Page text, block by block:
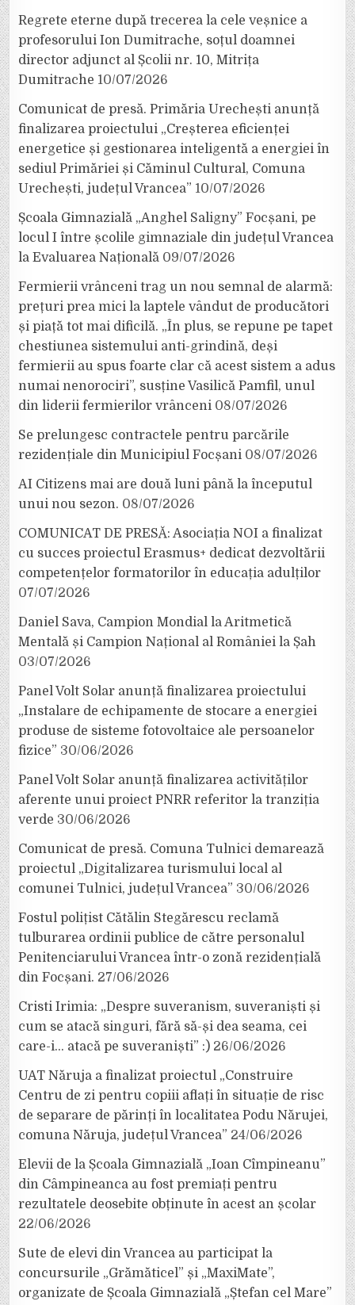
Regrete eterne după trecerea la cele veșnice a
profesorului Ion Dumitrache, soțul doamnei
director adjunct al Școlii nr. 10, Mitrița
Dumitrache 10/07/2026
Comunicat de presă. Primăria Urechești anunță
finalizarea proiectului „Creșterea eficienței
energetice și gestionarea inteligentă a energiei în
sediul Primăriei și Căminul Cultural, Comuna
Urechești, județul Vrancea” 10/07/2026
Școala Gimnazială „Anghel Saligny” Focșani, pe
locul I între școlile gimnaziale din județul Vrancea
la Evaluarea Națională 09/07/2026
Fermierii vrânceni trag un nou semnal de alarmă:
prețuri prea mici la laptele vândut de producători
și piață tot mai dificilă. „În plus, se repune pe tapet
chestiunea sistemului anti-grindină, deși
fermierii au spus foarte clar că acest sistem a adus
numai nenorociri”, susține Vasilică Pamfil, unul
din liderii fermierilor vrânceni 08/07/2026
Se prelungesc contractele pentru parcările
rezidențiale din Municipiul Focșani 08/07/2026
AI Citizens mai are două luni până la începutul
unui nou sezon. 08/07/2026
COMUNICAT DE PRESĂ: Asociația NOI a finalizat
cu succes proiectul Erasmus+ dedicat dezvoltării
competențelor formatorilor în educația adulților
07/07/2026
Daniel Sava, Campion Mondial la Aritmetică
Mentală și Campion Național al României la Șah
03/07/2026
Panel Volt Solar anunță finalizarea proiectului
„Instalare de echipamente de stocare a energiei
produse de sisteme fotovoltaice ale persoanelor
fizice” 30/06/2026
Panel Volt Solar anunță finalizarea activităților
aferente unui proiect PNRR referitor la tranziția
verde 30/06/2026
Comunicat de presă. Comuna Tulnici demarează
proiectul „Digitalizarea turismului local al
comunei Tulnici, județul Vrancea” 30/06/2026
Fostul polițist Cătălin Stegărescu reclamă
tulburarea ordinii publice de către personalul
Penitenciarului Vrancea într-o zonă rezidențială
din Focșani. 27/06/2026
Cristi Irimia: „Despre suveranism, suveraniști și
cum se atacă singuri, fără să-și dea seama, cei
care-i… atacă pe suveraniști” :) 26/06/2026
UAT Năruja a finalizat proiectul „Construire
Centru de zi pentru copiii aflați în situație de risc
de separare de părinți în localitatea Podu Nărujei,
comuna Năruja, județul Vrancea” 24/06/2026
Elevii de la Școala Gimnazială „Ioan Cîmpineanu”
din Câmpineanca au fost premiați pentru
rezultatele deosebite obținute în acest an școlar
22/06/2026
Sute de elevi din Vrancea au participat la
concursurile „Grămăticel” și „MaxiMate”,
organizate de Școala Gimnazială „Ștefan cel Mare”